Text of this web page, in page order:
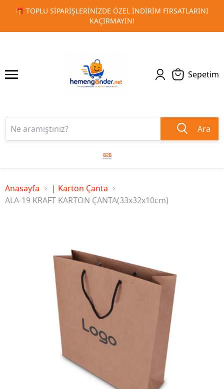
🚀 KURUMSAL PROMOSYON VE MATBAA
1 2
Sepetim
Ara
Anasayfa
| Karton Çanta
ALA-19 KRAFT KARTON ÇANTA(33x32x10cm)